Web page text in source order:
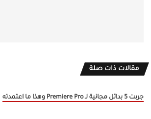
مقالات ذات صلة
جربت 5 بدائل مجانية لـ Premiere Pro وهذا ما اعتمدته